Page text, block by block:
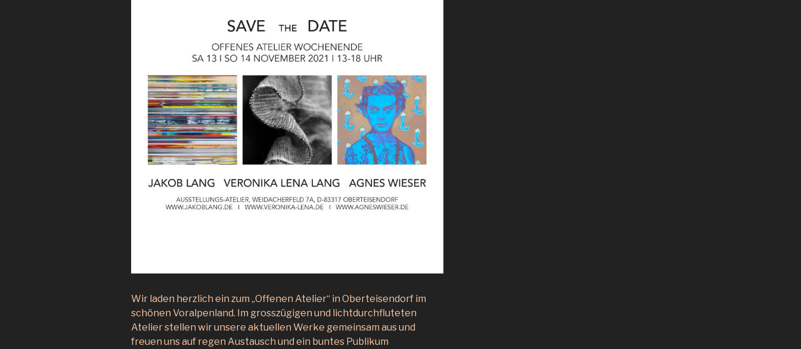
Wir laden herzlich ein zum „Offenen Atelier“ in Oberteisendorf im
schönen Voralpenland. Im grosszügigen und lichtdurchfluteten
Atelier stellen wir unsere aktuellen Werke gemeinsam aus und
freuen uns auf regen Austausch und ein buntes Publikum